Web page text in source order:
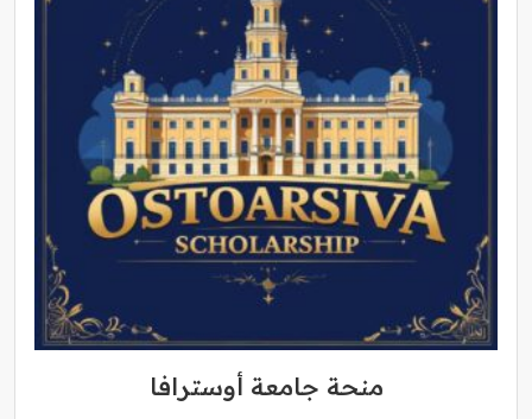
منحة جامعة أوسترافا